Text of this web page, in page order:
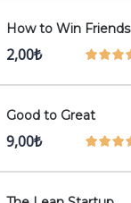
How to Win Friends
2,00₺
Good to Great
9,00₺